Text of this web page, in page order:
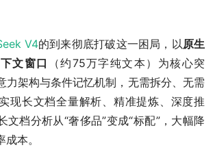
V4的到来彻底打破这一困局，以原生
文窗口
（约75万字纯文本）为核心突
力架构与条件记忆机制，无需拆分、无需
现长文档全量解析、精准提炼、深度推
文档分析从“奢侈品”变成“标配”，大幅降
本。